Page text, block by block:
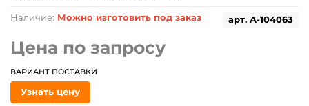
арт. A-104063
Наличие: Можно изготовить под заказ
Цена по запросу
ВАРИАНТ ПОСТАВКИ
Узнать цену